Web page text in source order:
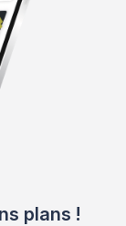
plans !